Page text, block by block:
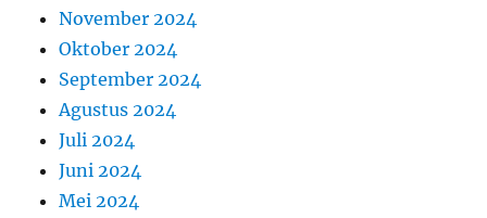
November 2024
Oktober 2024
September 2024
Agustus 2024
Juli 2024
Juni 2024
Mei 2024